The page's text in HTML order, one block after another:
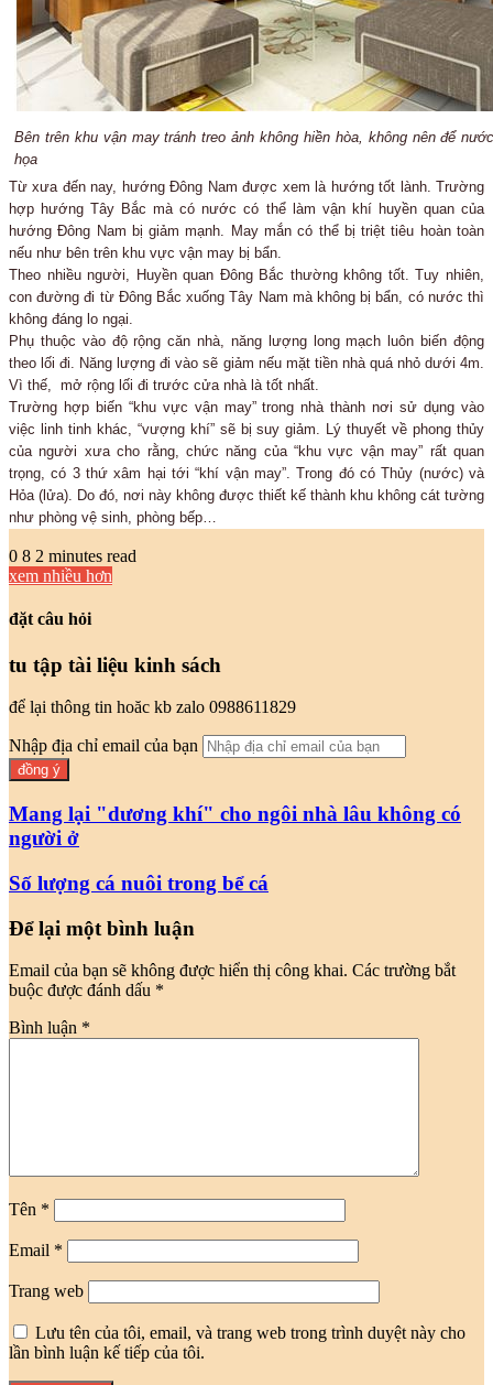
Bên trên khu vận may tránh treo ảnh không hiền hòa, không nên để
họa
Từ xưa đến nay, hướng Đông Nam được xem là hướng tốt lành. Trường
hợp hướng Tây Bắc mà có nước có thể làm vận khí huyền quan của
hướng Đông Nam bị giảm mạnh. May mắn có thể bị triệt tiêu hoàn toàn
nếu như bên trên khu vực vận may bị bẩn.
Theo nhiều người, Huyền quan Đông Bắc thường không tốt. Tuy nhiên,
con đường đi từ Đông Bắc xuống Tây Nam mà không bị bẩn, có nước thì
không đáng lo ngại.
Phụ thuộc vào độ rộng căn nhà, năng lượng long mạch luôn biến động
theo lối đi. Năng lượng đi vào sẽ giảm nếu mặt tiền nhà quá nhỏ dưới 4m.
Vì thế, mở rộng lối đi trước cửa nhà là tốt nhất.
Trường hợp biến “khu vực vận may” trong nhà thành nơi sử dụng vào
việc linh tinh khác, “vượng khí” sẽ bị suy giảm. Lý thuyết về phong thủy
của người xưa cho rằng, chức năng của “khu vực vận may” rất quan
trọng, có 3 thứ xâm hại tới “khí vận may”. Trong đó có Thủy (nước) và
Hỏa (lửa). Do đó, nơi này không được thiết kế thành khu không cát tường
như phòng vệ sinh, phòng bếp…
0 8 2 minutes read
xem nhiều hơn
đặt câu hỏi
tu tập tài liệu kinh sách
để lại thông tin hoăc kb zalo 0988611829
Nhập địa chỉ email của bạn
Mang lại "dương khí" cho ngôi nhà lâu không có
người ở
Số lượng cá nuôi trong bể cá
Để lại một bình luận
Email của bạn sẽ không được hiển thị công khai. Các trường bắt
buộc được đánh dấu *
Bình luận *
Tên *
Email *
Trang web
Lưu tên của tôi, email, và trang web trong trình duyệt này cho
lần bình luận kế tiếp của tôi.